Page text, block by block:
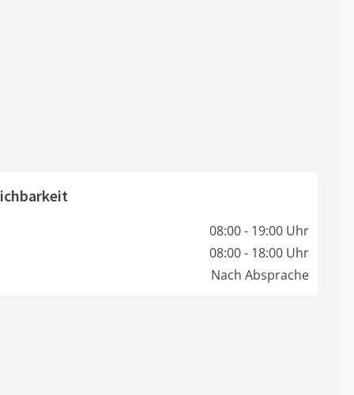
08:00 - 19:00 Uhr
08:00 - 18:00 Uhr
Nach Absprache